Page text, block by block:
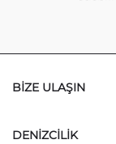
BIZE ULAŞIN
DENIZCILIK